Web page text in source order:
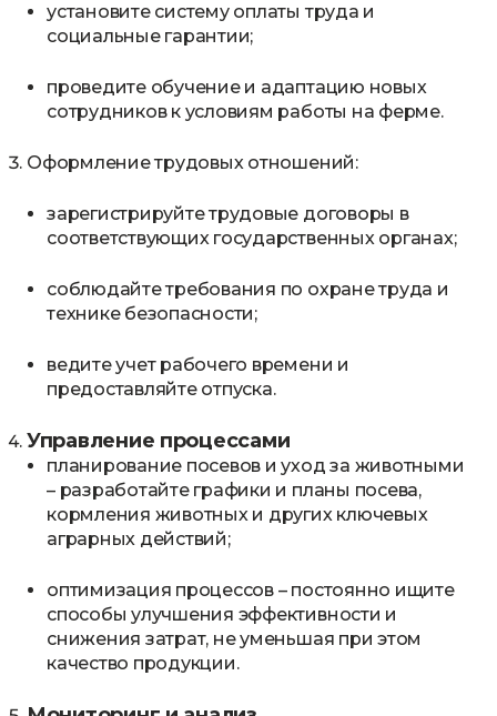
установите систему оплаты труда и
социальные гарантии;
проведите обучение и адаптацию новых
сотрудников к условиям работы на ферме.
Оформление трудовых отношений:
зарегистрируйте трудовые договоры в
соответствующих государственных органах;
соблюдайте требования по охране труда и
технике безопасности;
ведите учет рабочего времени и
предоставляйте отпуска.
Управление процессами
планирование посевов и уход за животными
– разработайте графики и планы посева,
кормления животных и других ключевых
аграрных действий;
оптимизация процессов – постоянно ищите
способы улучшения эффективности и
снижения затрат, не уменьшая при этом
качество продукции.